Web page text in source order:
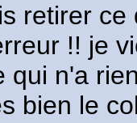
retirer
!! je
qui n'a
bien le